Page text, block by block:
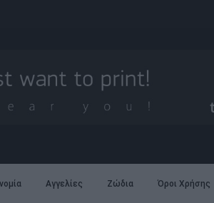
Αγγελίες Ζώδια Όροι Χρήσης